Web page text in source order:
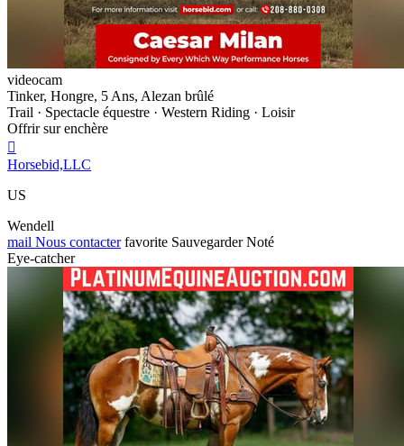
videocam
Tinker, Hongre, 5 Ans, Alezan brûlé
Trail · Spectacle équestre · Western Riding · Loisir
Offrir sur enchère

Horsebid,LLC
US
Wendell
mail Nous contacter favorite Sauvegarder Noté
Eye-catcher